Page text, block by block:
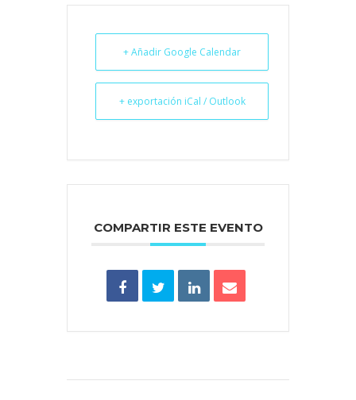
+ Añadir Google Calendar
+ exportación iCal / Outlook
COMPARTIR ESTE EVENTO